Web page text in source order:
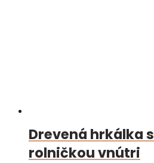
Drevená hrkálka s
rolničkou vnútri